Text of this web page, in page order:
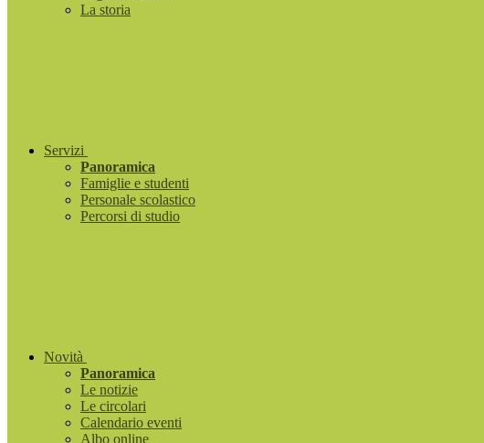
La storia
Servizi
Panoramica
Famiglie e studenti
Personale scolastico
Percorsi di studio
Novità
Panoramica
Le notizie
Le circolari
Calendario eventi
Albo online